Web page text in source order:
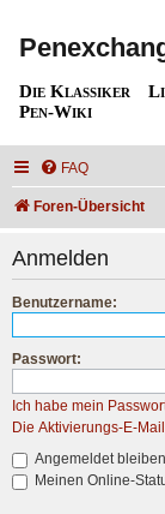
Die Klassiker
Pen-Wiki
FAQ
Foren-Übersicht
Anmelden
Benutzername:
Passwort:
Ich habe mein
Die Aktivierungs-E-
Angemeldet bleiben
Meinen Online-